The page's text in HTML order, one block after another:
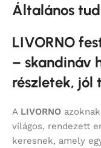
Általános
LIVORNO
– skandináv
részletek, jól
A LIVORNO
világos, rendezett
keresnek, amely